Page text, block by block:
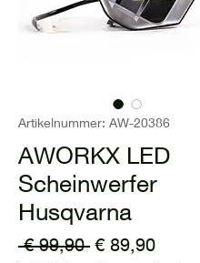
Artikelnummer: AW-20386
AWORKX LED
Scheinwerfer
Husqvarna
€ 99,90 Standardpreis
€ 89,90Sale-